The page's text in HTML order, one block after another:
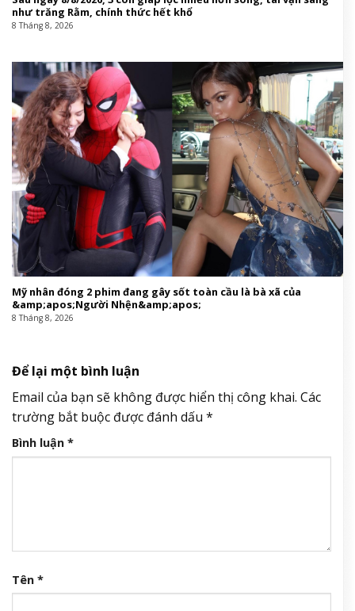
như trăng Rằm, chính thức hết khổ
8 Tháng 8, 2026
Mỹ nhân đóng 2 phim đang gây sốt toàn cầu là bà xã của
&amp;apos;Người Nhện&amp;apos;
8 Tháng 8, 2026
Để lại một bình luận
Email của bạn sẽ không được hiển thị công khai. Các
trường bắt buộc được đánh dấu *
Bình luận *
Tên *